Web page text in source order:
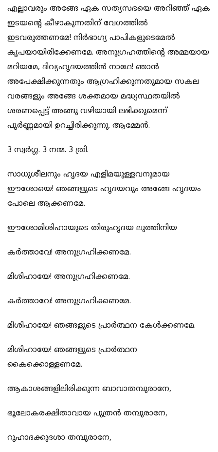
എല്ലാവരും അങ്ങേ ഏക സത്യസഭയെ അറിഞ്ഞ് ഏക
ഇടയന്‍റെ കീഴാകുന്നതിന് വേഗത്തില്‍
ഇടവരുത്തണമേ! നിര്‍ഭാഗ്യ പാപികളുടെമേല്‍
കൃപയായിരിക്കേണമേ. അനുഗ്രഹത്തിന്‍റെ അമ്മയായ
മറിയമേ, ദിവ്യഹൃദയത്തിന്‍ നാഥേ! ഞാന്‍
അപേക്ഷിക്കുന്നതും ആഗ്രഹിക്കുന്നതുമായ സകല
വരങ്ങളും അങ്ങേ ശക്തമായ മദ്ധ്യസ്ഥതയില്‍
ശരണപ്പെട്ട് അങ്ങു വഴിയായി ലഭിക്കുമെന്ന്
പൂര്‍ണ്ണമായി ഉറച്ചിരിക്കുന്നു. ആമ്മേന്‍.
3 സ്വര്‍ഗ്ഗ. 3 നന്മ. 3 ത്രി.
സാധുശീലനും ഹൃദയ എളിമയുള്ളവനുമായ
ഈശോയെ! ഞങ്ങളുടെ ഹൃദയവും അങ്ങേ ഹൃദയം
പോലെ ആക്കണമേ.
ഈശോമിശിഹായുടെ തിരുഹൃദയ ലുത്തിനിയ
കര്‍ത്താവേ! അനുഗ്രഹിക്കണമേ.
മിശിഹായേ! അനുഗ്രഹിക്കണമേ.
കര്‍ത്താവേ! അനുഗ്രഹിക്കണമേ.
മിശിഹായേ! ഞങ്ങളുടെ പ്രാര്‍ത്ഥന കേള്‍ക്കണമേ.
മിശിഹായേ! ഞങ്ങളുടെ പ്രാര്‍ത്ഥന
കൈക്കൊള്ളണമേ.
ആകാശങ്ങളിലിരിക്കുന്ന ബാവാതമ്പുരാനേ,
ഭൂലോകരക്ഷിതാവായ പുത്രന്‍ തമ്പുരാനേ,
റൂഹാദക്കുദശാ തമ്പുരാനേ,